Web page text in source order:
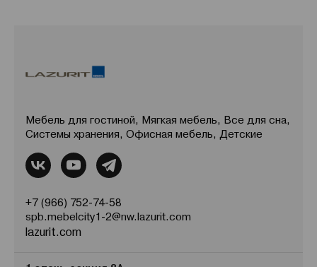
Мебель для гостиной, Мягкая мебель, Все для сна,
Системы хранения, Офисная мебель, Детские
+7 (966) 752-74-58
spb.mebelcity1-2@nw.lazurit.com
lazurit.com